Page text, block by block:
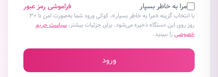
مرا به خاطر بسپار فراموشی رمز عبور
با انتخاب گزینه «مرا به خاطر بسپار»، کوکی ورود شما به‌صورت امن تا ۳۰
روز روی این دستگاه ذخیره می‌شود. برای جزئیات بیشتر، سیاست حریم
خصوصیرا ببینید.
ورود